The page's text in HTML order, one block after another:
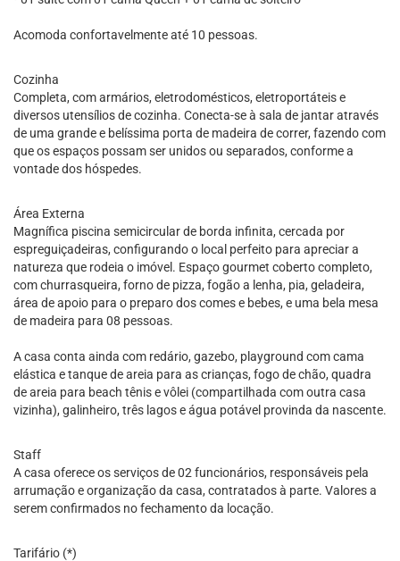
Acomoda confortavelmente até 10 pessoas.
Cozinha
Completa, com armários, eletrodomésticos, eletroportáteis e
diversos utensílios de cozinha. Conecta-se à sala de jantar através
de uma grande e belíssima porta de madeira de correr, fazendo com
que os espaços possam ser unidos ou separados, conforme a
vontade dos hóspedes.
Área Externa
Magnífica piscina semicircular de borda infinita, cercada por
espreguiçadeiras, configurando o local perfeito para apreciar a
natureza que rodeia o imóvel. Espaço gourmet coberto completo,
com churrasqueira, forno de pizza, fogão a lenha, pia, geladeira,
área de apoio para o preparo dos comes e bebes, e uma bela mesa
de madeira para 08 pessoas.
A casa conta ainda com redário, gazebo, playground com cama
elástica e tanque de areia para as crianças, fogo de chão, quadra
de areia para beach tênis e vôlei (compartilhada com outra casa
vizinha), galinheiro, três lagos e água potável provinda da nascente.
Staff
A casa oferece os serviços de 02 funcionários, responsáveis pela
arrumação e organização da casa, contratados à parte. Valores a
serem confirmados no fechamento da locação.
Tarifário (*)